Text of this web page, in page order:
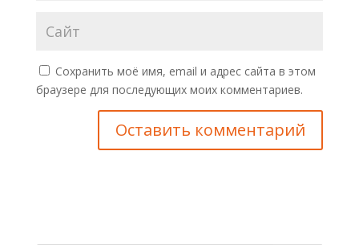
Сохранить моё имя, email и адрес сайта в этом
браузере для последующих моих комментариев.